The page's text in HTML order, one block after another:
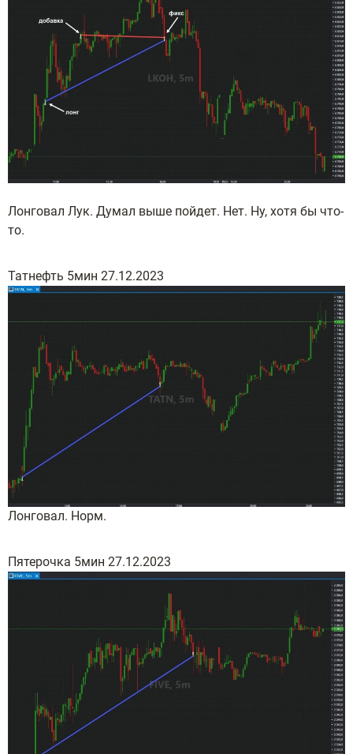
Лонговал Лук. Думал выше пойдет. Нет. Ну, хотя бы что-
то.
Татнефть 5мин 27.12.2023
Лонговал. Норм.
Пятерочка 5мин 27.12.2023